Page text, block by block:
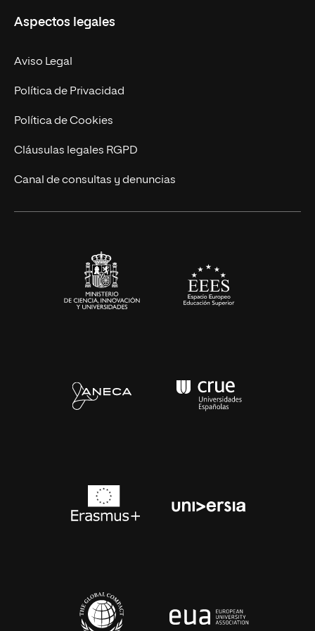
Doctorados
Experto Universitario
Postgrados
Cursos Universitarios
Facultades
Nuestro Equipo
Trabaja en UNIR
Actualidad
UNIR Revista
Eventos
Aspectos legales
Aviso Legal
Política de Privacidad
Política de Cookies
Cláusulas legales RGPD
Canal de consultas y denuncias